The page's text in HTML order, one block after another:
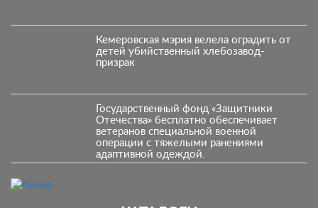
Кемеровская мэрия велела оградить от
детей убийственный хлебозавод-
призрак
Государственный фонд «Защитники
Отечества» бесплатно обеспечивает
ветеранов специальной военной
операции с тяжелыми ранениями
адаптивной одеждой.